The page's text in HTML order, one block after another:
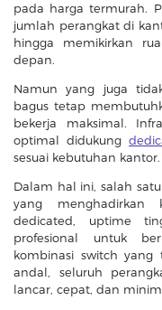
pada harga termurah.
jumlah perangkat di
hingga memikirkan
depan.
Namun yang juga
bagus tetap
bekerja maksimal.
optimal didukung
sesuai kebutuhan kantor.
Dalam hal ini, salah
yang menghadirkan
dedicated, uptime
profesional untuk
kombinasi switch yang
andal, seluruh
lancar, cepat, dan